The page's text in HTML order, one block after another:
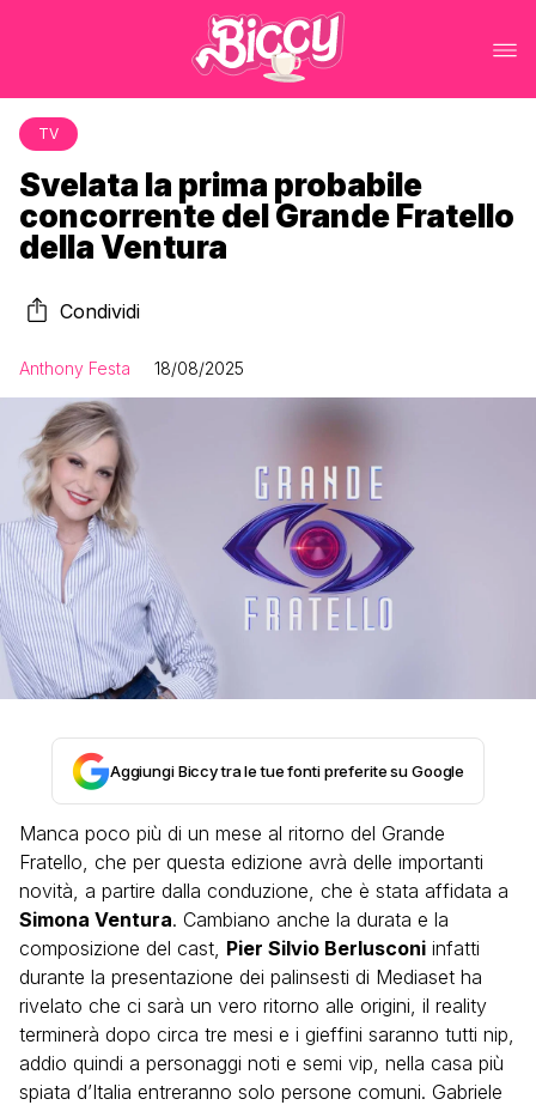
TV
Svelata la prima probabile
concorrente del Grande Fratello
della Ventura
Condividi
Anthony Festa 18/08/2025
Aggiungi Biccy tra le tue fonti preferite su Google
Manca poco più di un mese al ritorno del Grande
Fratello, che per questa edizione avrà delle importanti
novità, a partire dalla conduzione, che è stata affidata a
Simona Ventura. Cambiano anche la durata e la
composizione del cast, Pier Silvio Berlusconi infatti
durante la presentazione dei palinsesti di Mediaset ha
rivelato che ci sarà un vero ritorno alle origini, il reality
terminerà dopo circa tre mesi e i gieffini saranno tutti nip,
addio quindi a personaggi noti e semi vip, nella casa più
spiata d’Italia entreranno solo persone comuni. Gabriele